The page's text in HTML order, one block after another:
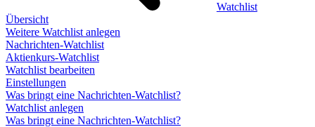
Watchlist
Übersicht
Weitere Watchlist anlegen
Nachrichten-Watchlist
Aktienkurs-Watchlist
Watchlist bearbeiten
Einstellungen
Was bringt eine Nachrichten-Watchlist?
Watchlist anlegen
Was bringt eine Nachrichten-Watchlist?